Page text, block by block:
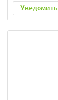
Уведомить